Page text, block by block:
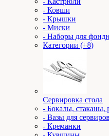
- Ковши
- Крышки
- Миски
- Наборы для
Категории (+8)
Сервировка стола
- Бокалы, стаканы,
- Вазы для
- Креманки